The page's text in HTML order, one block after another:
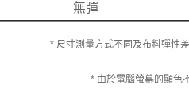
無彈
* 尺寸測量方式不同及布料彈性
* 由於電腦螢幕的顯色